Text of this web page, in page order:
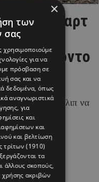
Οι «καρτ
και το
με φόντο
του
με τη Ραμόνα Φίλιπ να
looks της.
- 15:45
×
των
σας
χρησιμοποιούμε
για να
πρόσβαση σε
σας και να
δεδομένα, όπως
αναγνωριστικά
για
και
και
και βελτίωση
τρίτων (1910)
τα
άλλους σκοπούς,
χρήσης ακριβών